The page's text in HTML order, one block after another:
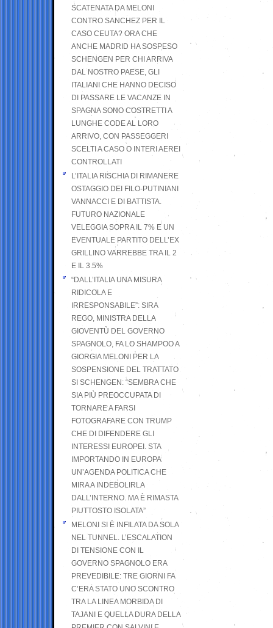
SCATENATA DA MELONI
CONTRO SANCHEZ PER IL
CASO CEUTA? ORA CHE
ANCHE MADRID HA SOSPESO
SCHENGEN PER CHI ARRIVA
DAL NOSTRO PAESE, GLI
ITALIANI CHE HANNO DECISO
DI PASSARE LE VACANZE IN
SPAGNA SONO COSTRETTI A
LUNGHE CODE AL LORO
ARRIVO, CON PASSEGGERI
SCELTI A CASO O INTERI AEREI
CONTROLLATI
L’ITALIA RISCHIA DI RIMANERE
OSTAGGIO DEI FILO-PUTINIANI
VANNACCI E DI BATTISTA.
FUTURO NAZIONALE
VELEGGIA SOPRA IL 7% E UN
EVENTUALE PARTITO DELL’EX
GRILLINO VARREBBE TRA IL 2
E IL 3.5%
“DALL’ITALIA UNA MISURA
RIDICOLA E
IRRESPONSABILE”: SIRA
REGO, MINISTRA DELLA
GIOVENTÙ DEL GOVERNO
SPAGNOLO, FA LO SHAMPOO A
GIORGIA MELONI PER LA
SOSPENSIONE DEL TRATTATO
SI SCHENGEN: “SEMBRA CHE
SIA PIÙ PREOCCUPATA DI
TORNARE A FARSI
FOTOGRAFARE CON TRUMP
CHE DI DIFENDERE GLI
INTERESSI EUROPEI. STA
IMPORTANDO IN EUROPA
UN’AGENDA POLITICA CHE
MIRA A INDEBOLIRLA
DALL’INTERNO. MA È RIMASTA
PIUTTOSTO ISOLATA”
MELONI SI È INFILATA DA SOLA
NEL TUNNEL. L’ESCALATION
DI TENSIONE CON IL
GOVERNO SPAGNOLO ERA
PREVEDIBILE: TRE GIORNI FA
C’ERA STATO UNO SCONTRO
TRA LA LINEA MORBIDA DI
TAJANI E QUELLA DURA DELLA